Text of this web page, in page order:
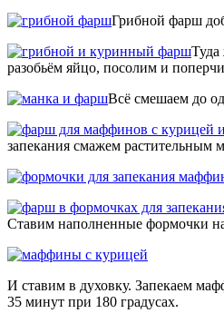
Грибной фарш
разобьём яйцо, посолим и
Всё смешаем до
запекания смажем растительным
Ставим наполненные формочки
И ставим в духовку. Запекаем
35 минут при 180 градусах.